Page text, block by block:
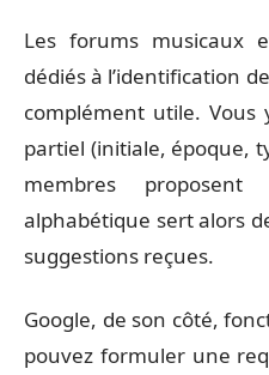
Les forums musicaux
dédiés à l’identification
complément utile. Vous
partiel (initiale, époque,
membres
alphabétique sert alors
suggestions reçues.
Google, de son côté,
pouvez formuler une